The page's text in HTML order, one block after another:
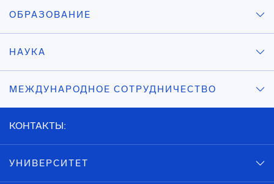
ОБРАЗОВАНИЕ
НАУКА
МЕЖДУНАРОДНОЕ СОТРУДНИЧЕСТВО
КОНТАКТЫ:
УНИВЕРСИТЕТ